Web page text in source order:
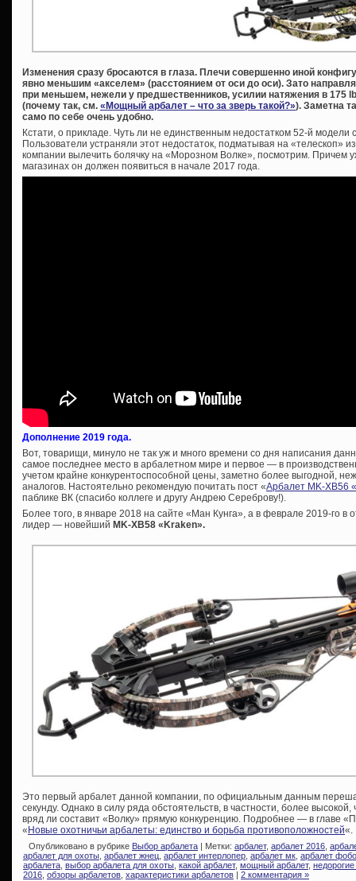
Изменения сразу бросаются в глаза. Плечи совершенно иной
явно меньшим «акселем» (расстоянием от оси до оси). Зато
при меньшем, нежели у предшественников, усилии натяжения в 175
(почему так, см. «Мощный арбалет – что за зверь такой?»). Заметна
само по себе очень удобно.
Кстати, о прикладе. Чуть ли не единственным недостатком 52-й модели
Пользователи устраняли этот недостаток, подматывая на «телескоп»
компании вылечить болячку на «Морозном Волке», посмотрим. Причем
магазинах он должен появиться в начале 2017 года.
Дополнение 2019 года.
Вот, товарищи, минуло не так уж и много времени со дня написания
самое последнее место в арбалетном мире и первое — в
учетом крайне конкурентоспособной цены, заметно более выгодной,
аналогов. Настоятельно рекомендую почитать пост «Арбалет MK-XB56
паблике ВК (спасибо коллеге и другу Андрею Сереброву!).
Более того, в январе 2018 на сайте «Ман Кунга», а в феврале 2019-го в
лидер — новейший MK-XB58 «Kraken».
Это первый арбалет данной компании, по официальным данным
секунду. Однако в силу ряда обстоятельств, в частности, более
вряд ли составит «Волку» прямую конкуренцию. Подробнее — в главе
«Новые охотничьи арбалеты: единство и борьба противоположностей«.
Опубликовано в рубрике Выбор арбалета | Метки: арбалет, арбалет 2016
арбалет для охоты арбалет жнец арбалет интерлопер арбалет мк арбалет
арбалета выбор арбалета для охоты какой арбалет, мощный арбалет,
2016 обзоры арбалетов характеристики арбалетов | 2 комментария »